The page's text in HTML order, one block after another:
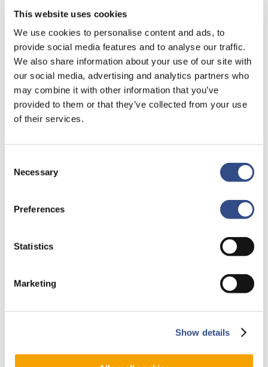
This website uses cookies
We use cookies to personalise content and ads, to
provide social media features and to analyse our traffic.
We also share information about your use of our site with
our social media, advertising and analytics partners who
may combine it with other information that you’ve
provided to them or that they’ve collected from your use
of their services.
Selection
Necessary
Preferences
Statistics
Marketing
Show details
Provinciale Staten zich
uitsprak voor behoud van
MAA, is het tijd…
keurmerk
Aachen
Zero emission
Maastricht Aachen